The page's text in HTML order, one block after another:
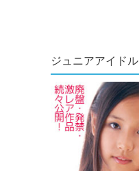
ジュニアアイドル